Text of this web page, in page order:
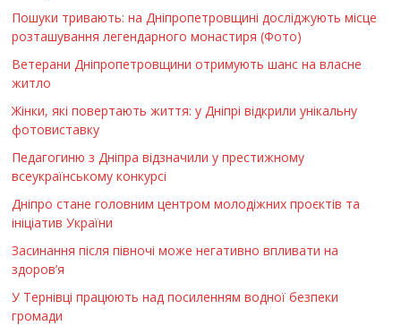
Пошуки тривають: на Дніпропетровщині досліджують місце
розташування легендарного монастиря (Фото)
Ветерани Дніпропетровщини отримують шанс на власне
житло
Жінки, які повертають життя: у Дніпрі відкрили унікальну
фотовиставку
Педагогиню з Дніпра відзначили у престижному
всеукраїнському конкурсі
Дніпро стане головним центром молодіжних проєктів та
ініціатив України
Засинання після півночі може негативно впливати на
здоров’я
У Тернівці працюють над посиленням водної безпеки
громади